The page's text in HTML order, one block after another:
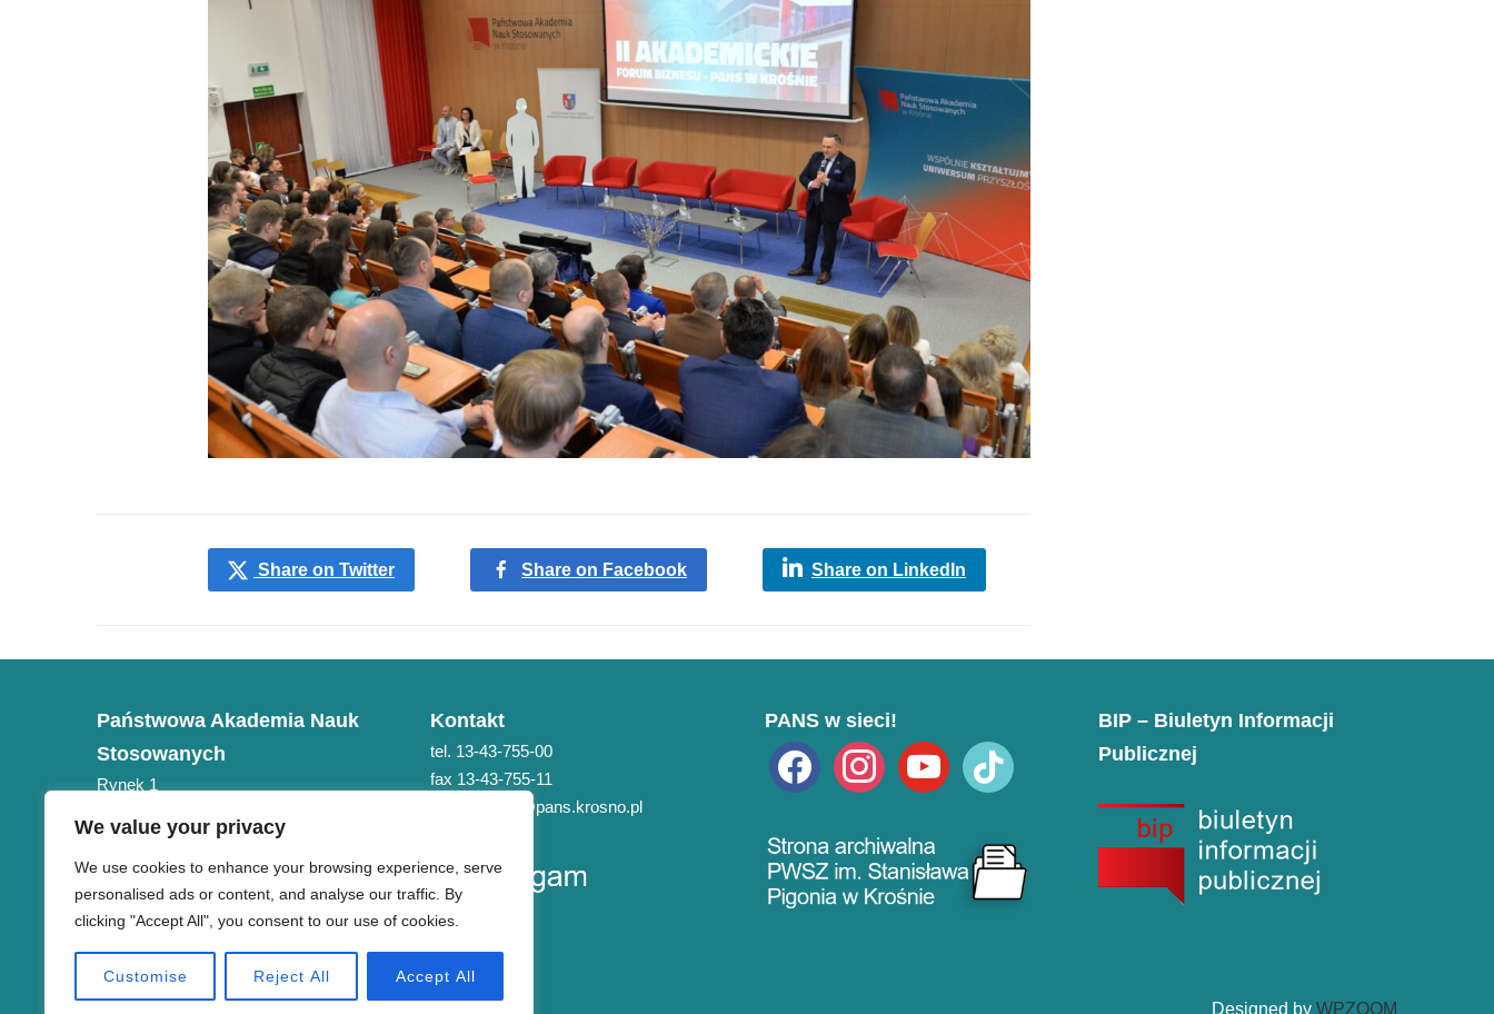
We value your privacy
We use cookies to enhance your browsing experience, serve
personalised ads or content, and analyse our traffic. By
clicking "Accept All", you consent to our use of cookies.
Customise Reject All Accept All
Share on Twitter Share on Facebook Share on LinkedIn
Państwowa Akademia Nauk
Stosowanych
Rynek 1
NIP 684-21-75-051
Kontakt
tel. 13-43-755-00
fax 13-43-755-11
e-mail: pans@pans.krosno.pl
PANS w sieci!
facebook instagramyoutube tiktok
BIP – Biuletyn Informacji
Publicznej
Designed by WPZOOM